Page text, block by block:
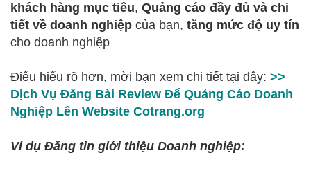
khách hàng mục tiêu, Quảng cáo đầy đủ và chi
tiết về doanh nghiệp của bạn, tăng mức độ uy tín
cho doanh nghiệp
Điểu hiểu rõ hơn, mời bạn xem chi tiết tại đây: >>
Dịch Vụ Đăng Bài Review Để Quảng Cáo Doanh
Nghiệp Lên Website Cotrang.org
Ví dụ Đăng tin giới thiệu Doanh nghiệp: